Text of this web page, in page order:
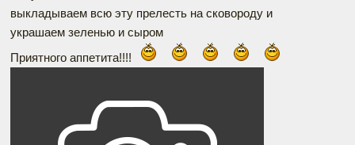
выкладываем всю эту прелесть на сковороду и
украшаем зеленью и сыром
Приятного аппетита!!!!